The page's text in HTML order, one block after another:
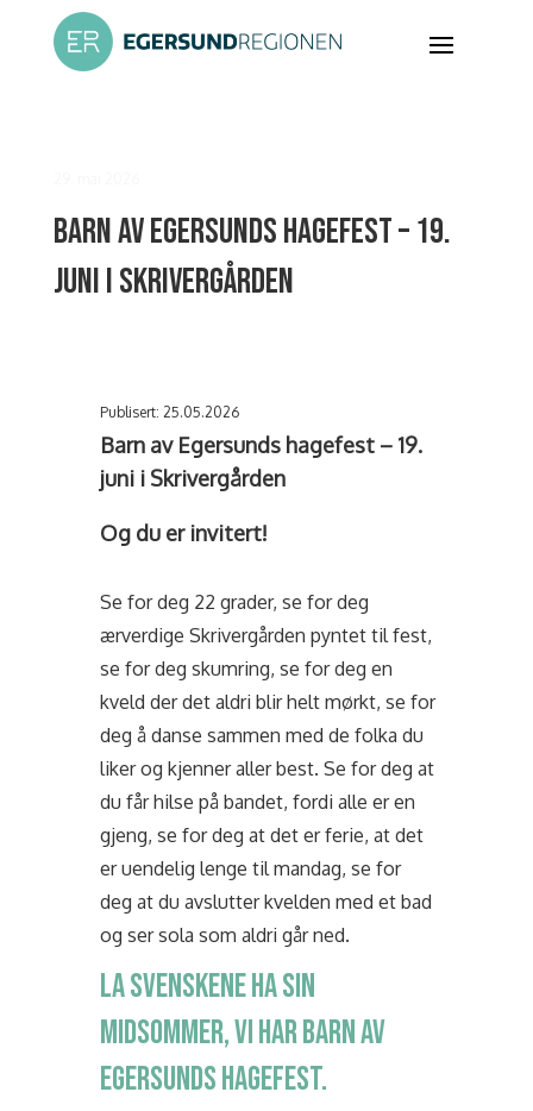
Barn av Egersunds hagefest – 19.
juni i Skrivergården
Publisert: 25.05.2026
Barn av Egersunds hagefest – 19.
juni i Skrivergården
Og du er invitert!
Se for deg 22 grader, se for deg
ærverdige Skrivergården pyntet til fest,
se for deg skumring, se for deg en
kveld der det aldri blir helt mørkt, se for
deg å danse sammen med de folka du
liker og kjenner aller best. Se for deg at
du får hilse på bandet, fordi alle er en
gjeng, se for deg at det er ferie, at det
er uendelig lenge til mandag, se for
deg at du avslutter kvelden med et bad
og ser sola som aldri går ned.
LA SVENSKENE HA SIN
MIDSOMMER, VI HAR BARN AV
EGERSUNDS HAGEFEST.